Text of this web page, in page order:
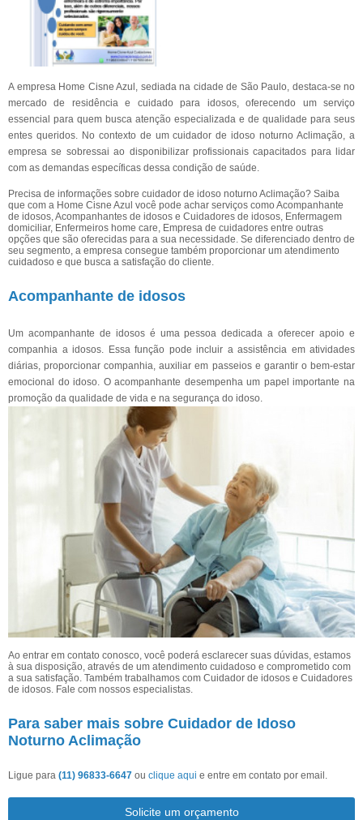
A empresa Home Cisne Azul, sediada na cidade de São Paulo, destaca-se no
mercado de residência e cuidado para idosos, oferecendo um serviço
essencial para quem busca atenção especializada e de qualidade para seus
entes queridos. No contexto de um cuidador de idoso noturno Aclimação, a
empresa se sobressai ao disponibilizar profissionais capacitados para lidar
com as demandas específicas dessa condição de saúde.
Precisa de informações sobre cuidador de idoso noturno Aclimação? Saiba
que com a Home Cisne Azul você pode achar serviços como Acompanhante
de idosos, Acompanhantes de idosos e Cuidadores de idosos, Enfermagem
domiciliar, Enfermeiros home care, Empresa de cuidadores entre outras
opções que são oferecidas para a sua necessidade. Se diferenciado dentro de
seu segmento, a empresa consegue também proporcionar um atendimento
cuidadoso e que busca a satisfação do cliente.
Acompanhante de idosos
Um acompanhante de idosos é uma pessoa dedicada a oferecer apoio e
companhia a idosos. Essa função pode incluir a assistência em atividades
diárias, proporcionar companhia, auxiliar em passeios e garantir o bem-estar
emocional do idoso. O acompanhante desempenha um papel importante na
promoção da qualidade de vida e na segurança do idoso.
Ao entrar em contato conosco, você poderá esclarecer suas dúvidas, estamos
à sua disposição, através de um atendimento cuidadoso e comprometido com
a sua satisfação. Também trabalhamos com Cuidador de idosos e Cuidadores
de idosos. Fale com nossos especialistas.
Para saber mais sobre Cuidador de Idoso
Noturno Aclimação
Ligue para (11) 96833-6647 ou clique aqui e entre em contato por email.
Solicite um orçamento